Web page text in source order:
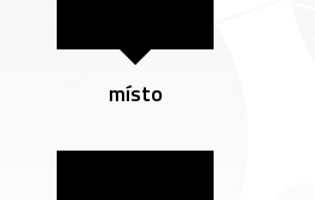
místo